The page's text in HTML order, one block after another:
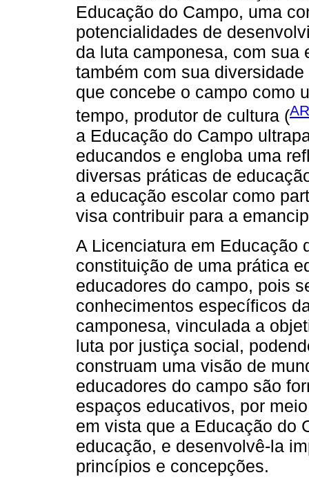
Educação do Campo, uma
potencialidades de
da luta camponesa, com sua
também com sua
que concebe o campo como
tempo, produtor de cultura (
a Educação do Campo
educandos e engloba uma
diversas práticas de
a educação escolar como
visa contribuir para a
A Licenciatura em Educação
constituição de uma prática
educadores do campo, pois
conhecimentos específicos
camponesa, vinculada a
luta por justiça social,
construam uma visão de
educadores do campo são
espaços educativos, por
em vista que a Educação do
educação, e desenvolvê-la
princípios e concepções.